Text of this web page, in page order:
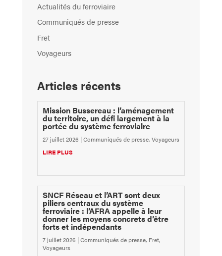
Actualités du ferroviaire
Communiqués de presse
Fret
Voyageurs
Articles récents
Mission Bussereau : l’aménagement
du territoire, un défi largement à la
portée du système ferroviaire
27 juillet 2026 |Communiqués de presse, Voyageurs
LIRE PLUS
SNCF Réseau et l’ART sont deux
piliers centraux du système
ferroviaire : l’AFRA appelle à leur
donner les moyens concrets d’être
forts et indépendants
7 juillet 2026 |Communiqués de presse, Fret,
Voyageurs